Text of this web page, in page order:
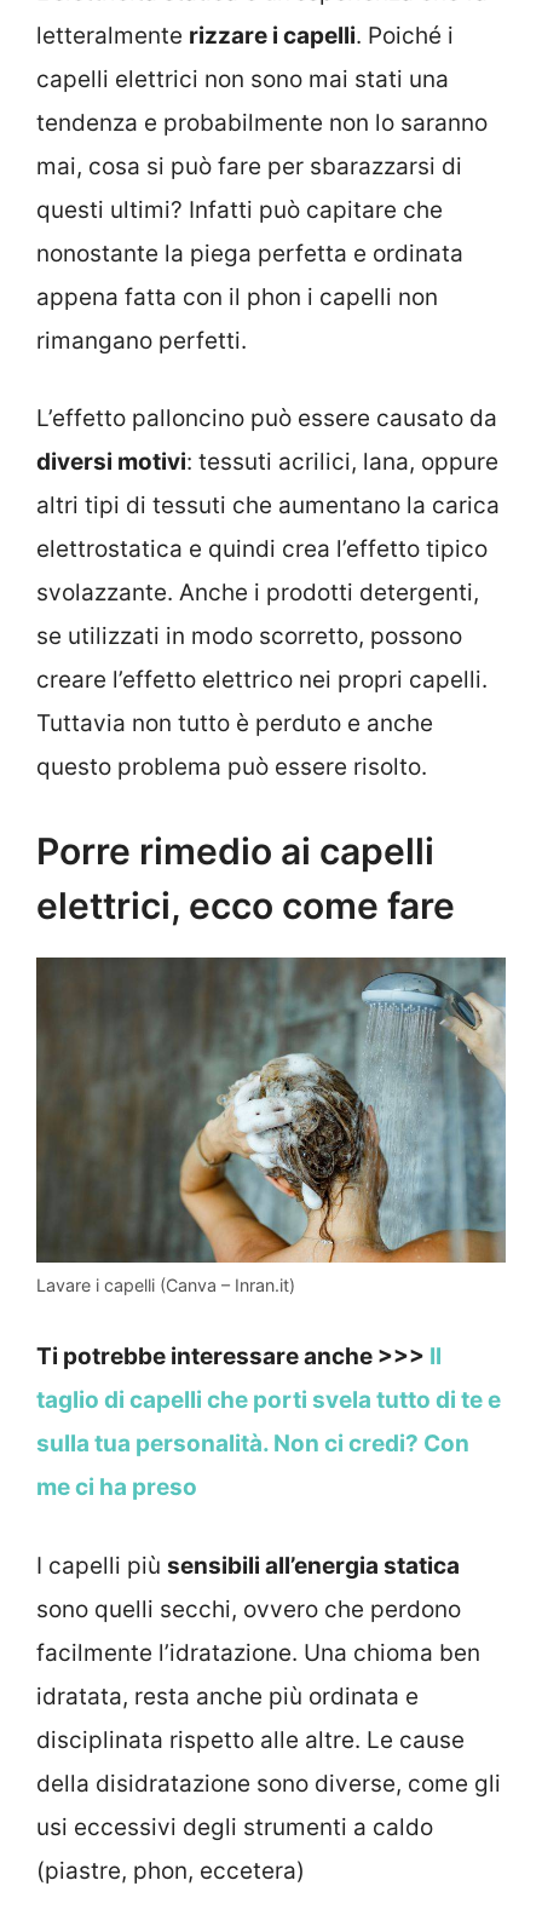
letteralmente rizzare i capelli. Poiché i
capelli elettrici non sono mai stati una
tendenza e probabilmente non lo saranno
mai, cosa si può fare per sbarazzarsi di
questi ultimi? Infatti può capitare che
nonostante la piega perfetta e ordinata
appena fatta con il phon i capelli non
rimangano perfetti.
L’effetto palloncino può essere causato da
diversi motivi: tessuti acrilici, lana, oppure
altri tipi di tessuti che aumentano la carica
elettrostatica e quindi crea l’effetto tipico
svolazzante. Anche i prodotti detergenti,
se utilizzati in modo scorretto, possono
creare l’effetto elettrico nei propri capelli.
Tuttavia non tutto è perduto e anche
questo problema può essere risolto.
Porre rimedio ai capelli
elettrici, ecco come fare
Lavare i capelli (Canva – Inran.it)
Ti potrebbe interessare anche >>> Il
taglio di capelli che porti svela tutto di te e
sulla tua personalità. Non ci credi? Con
me ci ha preso
I capelli più sensibili all’energia statica
sono quelli secchi, ovvero che perdono
facilmente l’idratazione. Una chioma ben
idratata, resta anche più ordinata e
disciplinata rispetto alle altre. Le cause
della disidratazione sono diverse, come gli
usi eccessivi degli strumenti a caldo
(piastre, phon, eccetera)